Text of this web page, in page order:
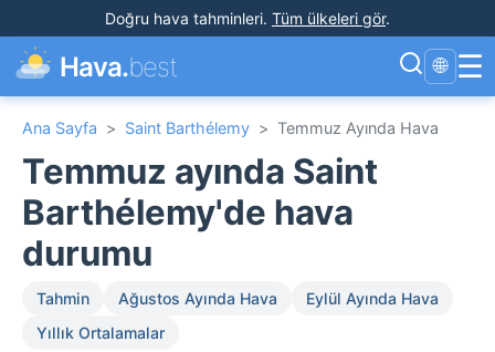
Doğru hava tahminleri. Tüm ülkeleri gör.
Hava.best 🌐 ☰
Ana Sayfa > Saint Barthélemy > Temmuz Ayında Hava
Temmuz ayında Saint
Barthélemy'de hava
durumu
Tahmin Ağustos Ayında Hava
Eylül Ayında Hava
Yıllık Ortalamalar